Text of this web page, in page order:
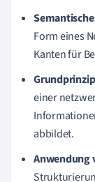
Form eines
Kanten für
einer
abbildet.
Anwendung